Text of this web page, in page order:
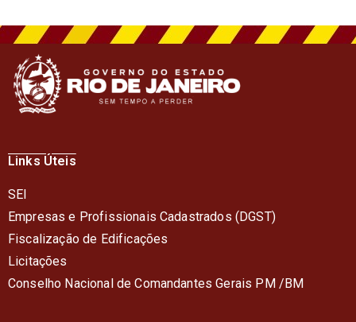
Links Úteis
SEI
Empresas e Profissionais Cadastrados (DGST)
Fiscalização de Edificações
Licitações
Conselho Nacional de Comandantes Gerais PM /BM